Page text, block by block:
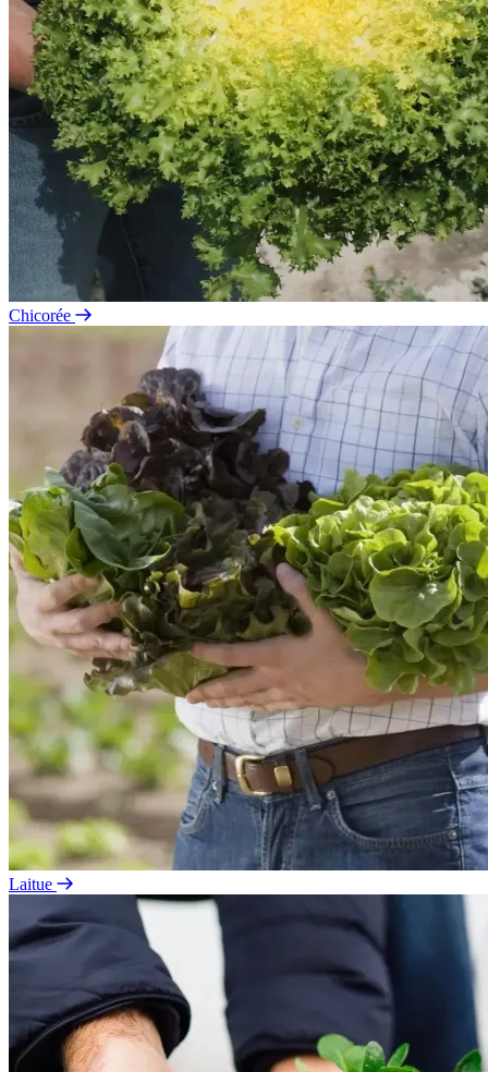
Chicorée
Laitue